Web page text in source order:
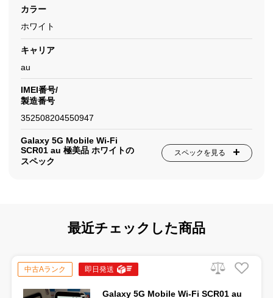
カラー
ホワイト
キャリア
au
IMEI番号/
製造番号
352508204550947
Galaxy 5G Mobile Wi-Fi
SCR01 au 極美品 ホワイトの
スペック
スペックを見る
最近チェックした商品
中古Aランク 即日発送
Galaxy 5G Mobile Wi-Fi SCR01 au